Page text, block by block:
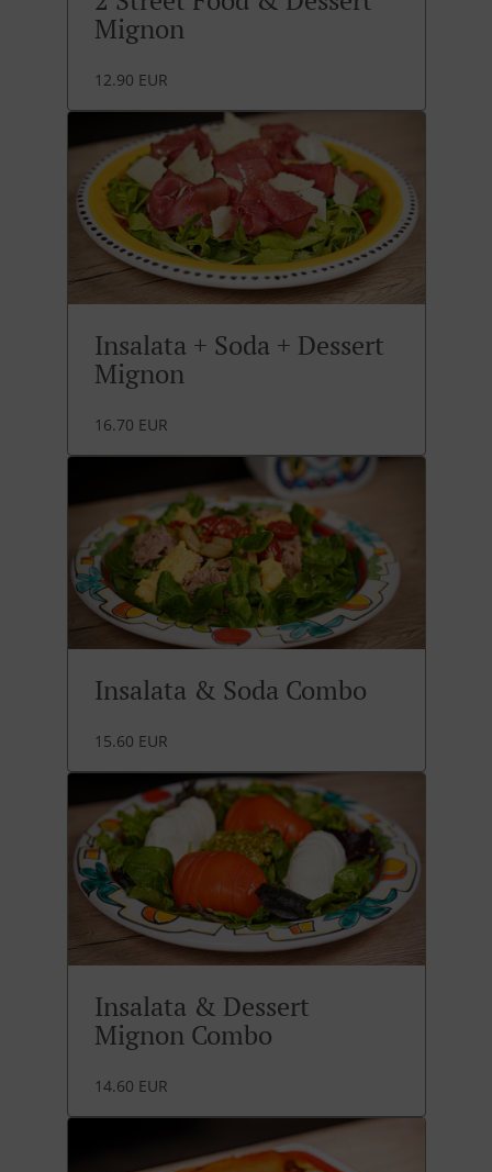
Mignon
12.90 EUR
Insalata + Soda + Dessert
Mignon
16.70 EUR
Insalata & Soda Combo
15.60 EUR
Insalata & Dessert
Mignon Combo
14.60 EUR